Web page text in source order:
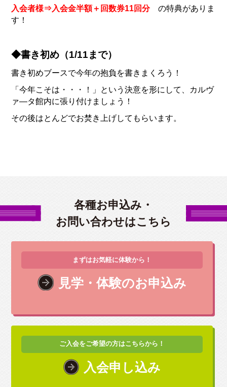
入会者様⇒入会金半額＋回数券11回分の特典がありま
す！
◆書き初め（1/11まで）
書き初めブースで今年の抱負を書きまくろう！
「今年こそは・・・！」という決意を形にして、カルヴ
ァ―タ館内に張り付けましょう！
その後はとんどでお焚き上げしてもらいます。
各種お申込み・
お問い合わせはこちら
まずはお気軽に体験から！
見学・体験のお申込み
ご入会をご希望の方はこちらから！
入会申し込み